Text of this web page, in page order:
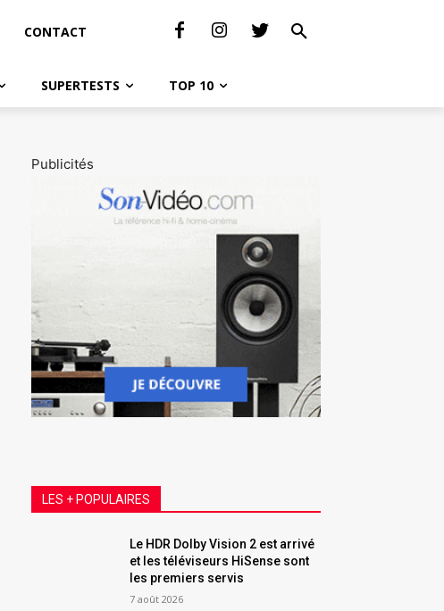
CONTACT
SUPERTESTS TOP 10
Publicités
LES + POPULAIRES
Le HDR Dolby Vision 2 est arrivé
et les téléviseurs HiSense sont
les premiers servis
7 août 2026